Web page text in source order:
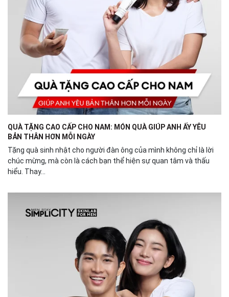
QUÀ TẶNG CAO CẤP CHO NAM: MÓN QUÀ GIÚP ANH ẤY YÊU
BẢN THÂN HƠN MỖI NGÀY
Tặng quà sinh nhật cho người đàn ông của mình không chỉ là lời
chúc mừng, mà còn là cách bạn thể hiện sự quan tâm và thấu
hiểu. Thay...